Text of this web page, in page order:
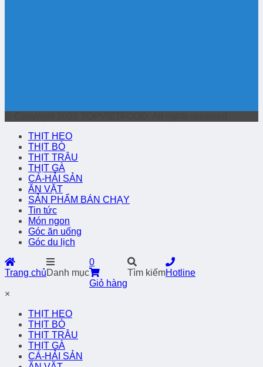
THỊT HEO
THỊT BÒ
THỊT TRÂU
THỊT GÀ
CÁ-HẢI SẢN
ĂN VẶT
SẢN PHẨM BÁN CHẠY
Tin tức
Món ngon
Góc ăn uống
Góc du lịch
Trang chủDanh mục
0
Giỏ hàng
Tìm kiếmHotline
×
THỊT HEO
THỊT BÒ
THỊT TRÂU
THỊT GÀ
CÁ-HẢI SẢN